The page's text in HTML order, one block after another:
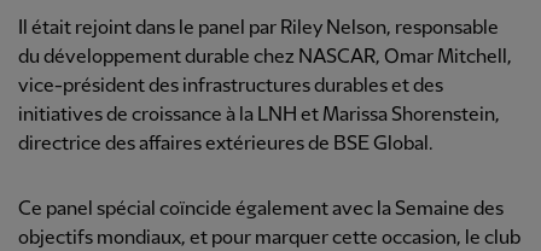
Il était rejoint dans le panel par Riley Nelson, responsable
du développement durable chez NASCAR, Omar Mitchell,
vice-président des infrastructures durables et des
initiatives de croissance à la LNH et Marissa Shorenstein,
directrice des affaires extérieures de BSE Global.
Ce panel spécial coïncide également avec la Semaine des
objectifs mondiaux, et pour marquer cette occasion, le club